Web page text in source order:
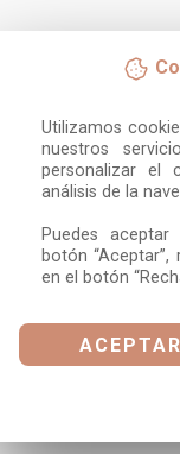
Utilizamos
nuestros
personalizar el
análisis de la
Puedes
botón
en el botón
ACEPTAR